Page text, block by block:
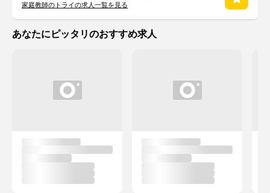
家庭教師のトライの求人一覧を見る
あなたにピッタリのおすすめ求人